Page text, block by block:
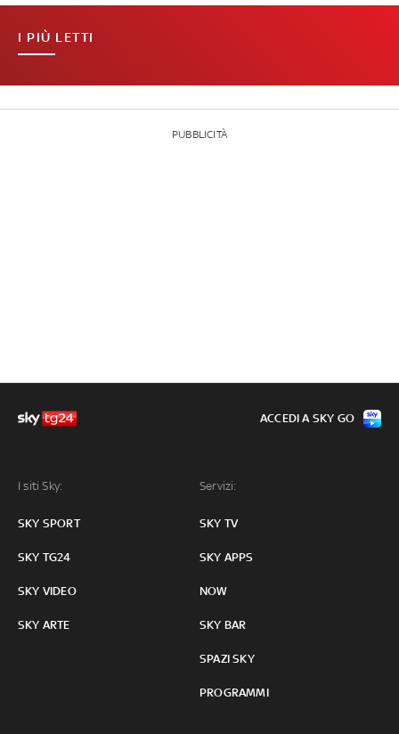
I PIÙ LETTI
PUBBLICITÀ
I siti Sky:
SKY SPORT
SKY TG24
SKY VIDEO
SKY ARTE
Servizi:
SKY TV
SKY APPS
NOW
SKY BAR
SPAZI SKY
PROGRAMMI
ACCEDI A SKY GO